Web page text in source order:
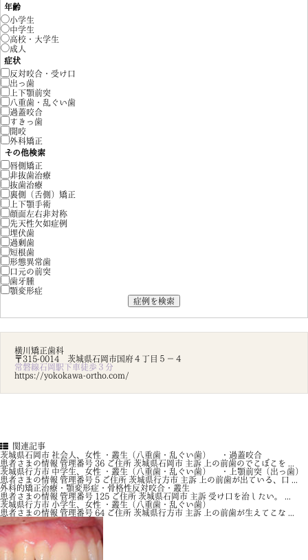
年齢
小学生
中学生
高校・大学生
成人
症状
反対咬合・受け口
出っ歯
上下顎前突
八重歯・乱ぐい歯
過蓋咬合
すきっ歯
開咬
外科矯正
その他検索
唇側矯正
非抜歯治療
抜歯治療
裏側（舌側）矯正
上下顎手術
顔面左右非対称
先天性欠如症例
埋伏歯
過剰歯
短根歯
形態異常歯
口元の前突
歯牙腫
顎変形症
横川矯正歯科
〒315-0014 茨城県石岡市国府４丁目５－４
常磐線石岡駅下車徒歩３分
https://yokokawa-ortho.com/
関連記事
茨城県石岡市 社会人、女性 ・叢生（八重歯・乱ぐい歯） ・過蓋咬合
患者さまの情報 管理番号 36 ご住所 茨城県石岡市 主訴 上の前歯のでこぼこを ...
茨城県行方市 中学生、女性 ・叢生（八重歯・乱ぐい歯） ・上顎前突（出っ歯）
患者さまの情報 管理番号 5 ご住所 茨城県行方市 主訴 上の前歯が出ている、口 ...
外科的矯正治療・顎変形症・骨格性反対咬合・叢生
患者さまの情報 管理番号 125 ご住所 茨城県石岡市 主訴 受け口を治したい。 ...
茨城県行方市 小学生、女性 ・叢生（八重歯・乱ぐい歯）
患者さまの情報 管理番号 64 ご住所 茨城県行方市 主訴 上の前歯が生えてこな ...